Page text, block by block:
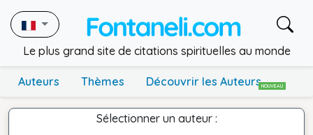
Le plus grand site de citations spirituelles au monde
Auteurs Thèmes Découvrir les AuteursNOUVEAU
Sélectionner un auteur :